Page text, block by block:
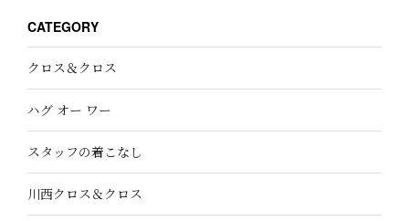
CATEGORY
クロス＆クロス
ハグ オー ワー
スタッフの着こなし
川西クロス＆クロス